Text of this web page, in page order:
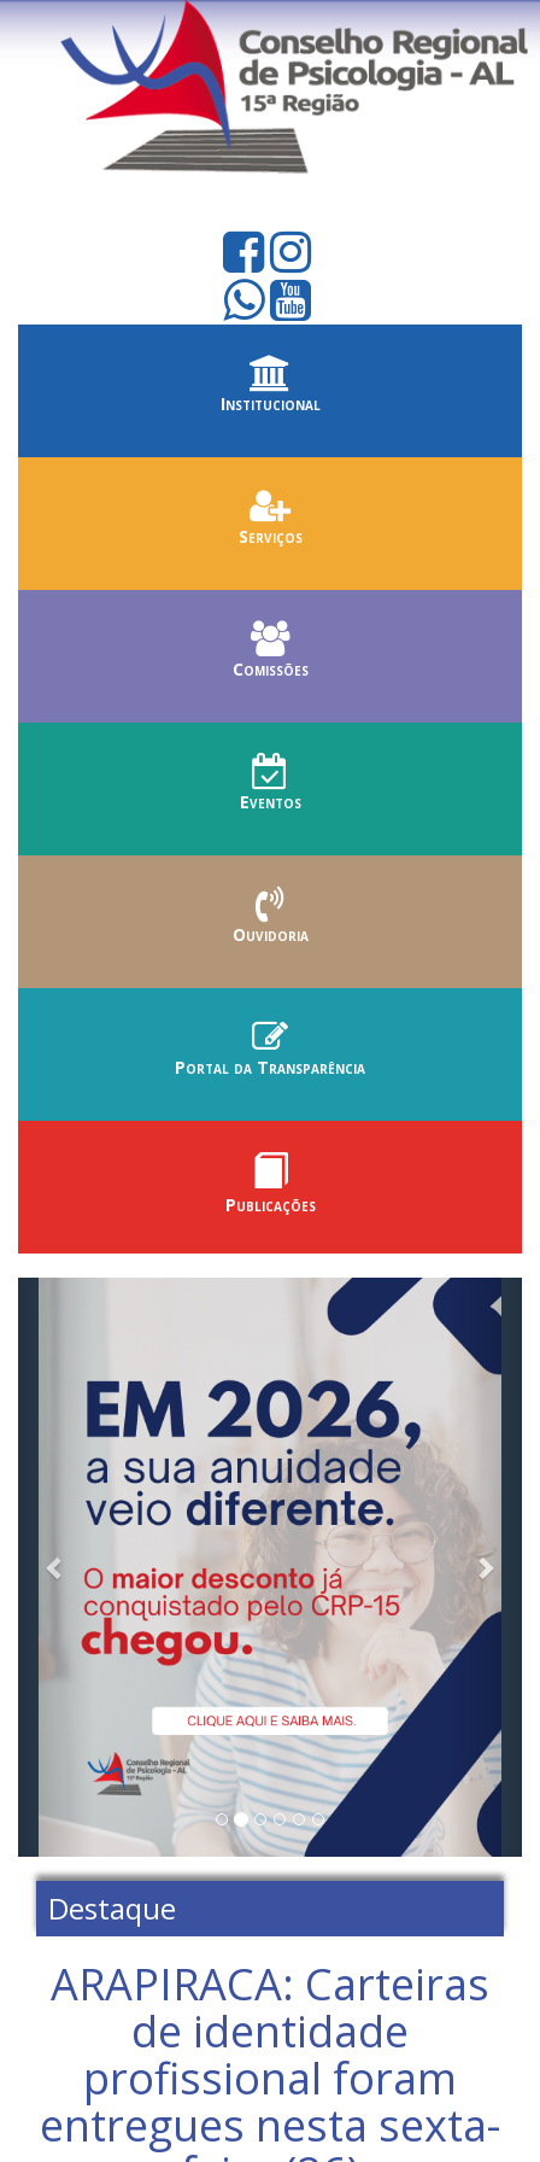
Institucional
Serviços
Comissões
Eventos
Ouvidoria
Portal da Transparência
Publicações
Destaque
ARAPIRACA: Carteiras
de identidade
profissional foram
entregues nesta sexta-